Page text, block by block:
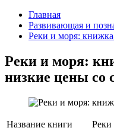
Главная
Развивающая и
Реки и моря:
Реки и моря:
низкие цены со
Название книги
Реки